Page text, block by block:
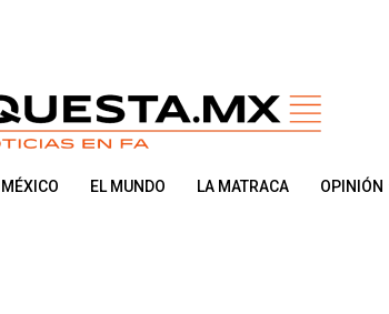
MÉXICO EL MUNDO LA MATRACA OPINIÓN